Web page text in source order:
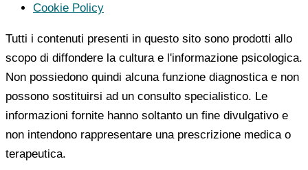
Cookie Policy
Tutti i contenuti presenti in questo sito sono prodotti allo
scopo di diffondere la cultura e l'informazione psicologica.
Non possiedono quindi alcuna funzione diagnostica e non
possono sostituirsi ad un consulto specialistico. Le
informazioni fornite hanno soltanto un fine divulgativo e
non intendono rappresentare una prescrizione medica o
terapeutica.